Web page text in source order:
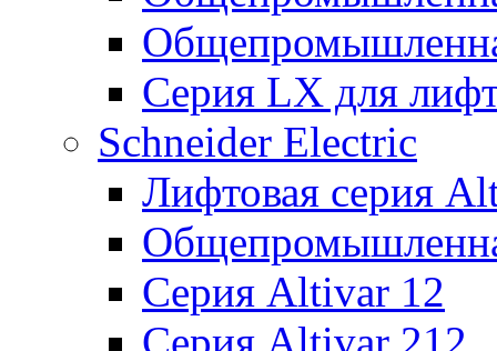
Серия LX для
Schneider Electric
Лифтовая серия
Серия Altivar 12
Серия Altivar 212